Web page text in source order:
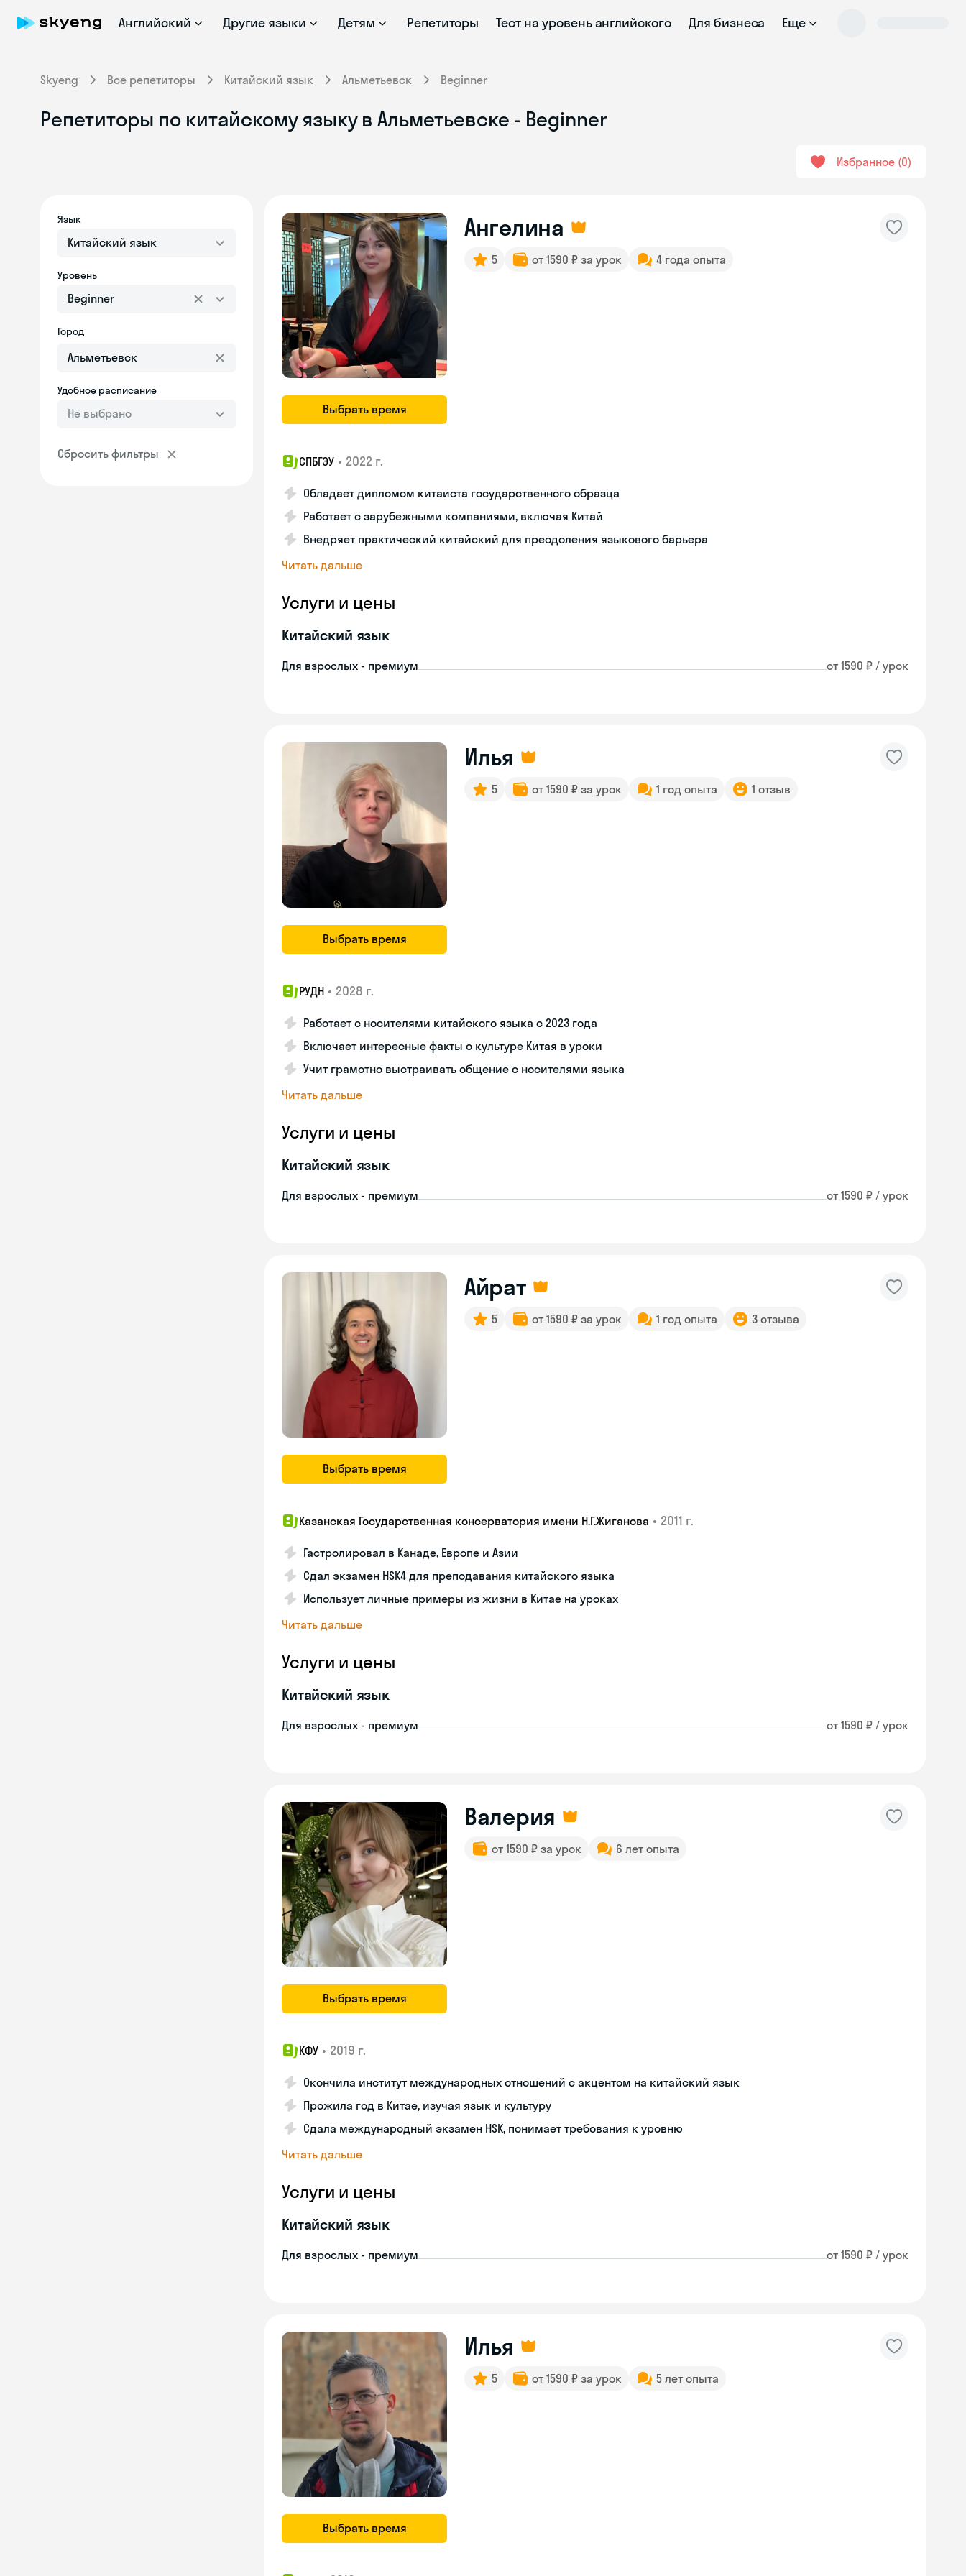
Английский Другие языки Детям Репетиторы Тест на уровень английского Для бизнеса Еще
Skyeng Все репетиторы Китайский язык Альметьевск Beginner
Репетиторы по китайскому языку в Альметьевске - Beginner
Избранное 0
Язык
Китайский язык
Уровень
Beginner
Город
Удобное расписание
Не выбрано
Сбросить фильтры
Выбрать время
Ангелина
5 от 1590 ₽ за урок 4 года опыта
СПБГЭУ • 2022 г.
Обладает дипломом китаиста государственного образца
Работает с зарубежными компаниями, включая Китай
Внедряет практический китайский для преодоления языкового барьера
Читать дальше
Услуги и цены
Китайский язык
Для взрослых - премиум от 1590 ₽ / урок
Выбрать время
Илья
5 от 1590 ₽ за урок 1 год опыта 1 отзыв
РУДН • 2028 г.
Работает с носителями китайского языка с 2023 года
Включает интересные факты о культуре Китая в уроки
Учит грамотно выстраивать общение с носителями языка
Читать дальше
Услуги и цены
Китайский язык
Для взрослых - премиум от 1590 ₽ / урок
Выбрать время
Айрат
5 от 1590 ₽ за урок 1 год опыта 3 отзыва
Казанская Государственная консерватория имени Н.Г.Жиганова • 2011 г.
Гастролировал в Канаде, Европе и Азии
Сдал экзамен HSK4 для преподавания китайского языка
Использует личные примеры из жизни в Китае на уроках
Читать дальше
Услуги и цены
Китайский язык
Для взрослых - премиум от 1590 ₽ / урок
Выбрать время
Валерия
от 1590 ₽ за урок 6 лет опыта
КФУ • 2019 г.
Окончила институт международных отношений с акцентом на китайский язык
Прожила год в Китае, изучая язык и культуру
Сдала международный экзамен HSK, понимает требования к уровню
Читать дальше
Услуги и цены
Китайский язык
Для взрослых - премиум от 1590 ₽ / урок
Выбрать время
Илья
5 от 1590 ₽ за урок 5 лет опыта